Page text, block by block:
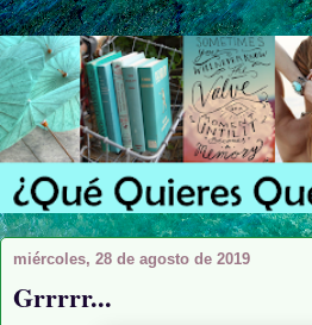
miércoles, 28 de agosto de 2019
Grrrrr...